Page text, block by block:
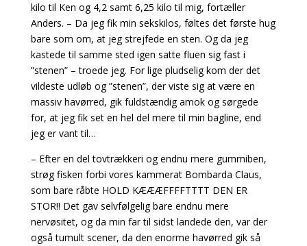
kilo til Ken og 4,2 samt 6,25 kilo til mig, fortæller
Anders. – Da jeg fik min sekskilos, føltes det første hug
bare som om, at jeg strejfede en sten. Og da jeg
kastede til samme sted igen satte fluen sig fast i
”stenen” – troede jeg. For lige pludselig kom der det
vildeste udløb og ”stenen”, der viste sig at være en
massiv havørred, gik fuldstændig amok og sørgede
for, at jeg fik set en hel del mere til min bagline, end
jeg er vant til…
– Efter en del tovtrækkeri og endnu mere gummiben,
strøg fisken forbi vores kammerat Bombarda Claus,
som bare råbte HOLD KÆÆÆFFFFTTTT DEN ER
STOR!! Det gav selvfølgelig bare endnu mere
nervøsitet, og da min far til sidst landede den, var der
også tumult scener, da den enorme havørred gik så